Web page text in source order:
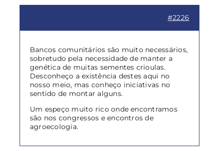
#2226
Bancos comunitários são muito necessários,
sobretudo pela necessidade de manter a
genética de muitas sementes crioulas.
Desconheço a existência destes aqui no
nosso meio, mas conheço iniciativas no
sentido de montar alguns.
Um espeço muito rico onde encontramos
são nos congressos e encontros de
agroecologia.